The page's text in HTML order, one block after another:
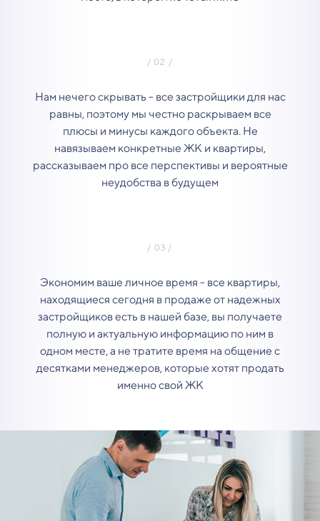
Нам нечего скрывать - все застройщики для нас
равны, поэтому мы честно раскрываем все
плюсы и минусы каждого объекта. Не
навязываем конкретные ЖК и квартиры,
рассказываем про все перспективы и вероятные
неудобства в будущем
Экономим ваше личное время - все квартиры,
находящиеся сегодня в продаже от надежных
застройщиков есть в нашей базе, вы получаете
полную и актуальную информацию по ним в
одном месте, а не тратите время на общение с
десятками менеджеров, которые хотят продать
именно свой ЖК